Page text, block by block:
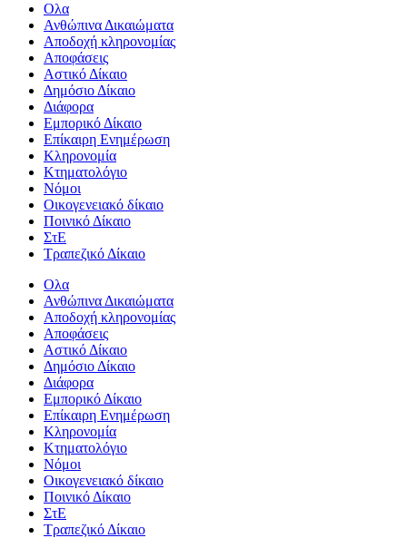
Ολα
Ανθώπινα Δικαιώματα
Aποδοχή κληρονομίας
Αποφάσεις
Αστικό Δίκαιο
Δημόσιο Δίκαιο
Διάφορα
Εμπορικό Δίκαιο
Επίκαιρη Ενημέρωση
Kληρονομία
Κτηματολόγιο
Νόμοι
Οικογενειακό δίκαιο
Ποινικό Δίκαιο
ΣτΕ
Τραπεζικό Δίκαιο
Ολα
Ανθώπινα Δικαιώματα
Aποδοχή κληρονομίας
Αποφάσεις
Αστικό Δίκαιο
Δημόσιο Δίκαιο
Διάφορα
Εμπορικό Δίκαιο
Επίκαιρη Ενημέρωση
Kληρονομία
Κτηματολόγιο
Νόμοι
Οικογενειακό δίκαιο
Ποινικό Δίκαιο
ΣτΕ
Τραπεζικό Δίκαιο